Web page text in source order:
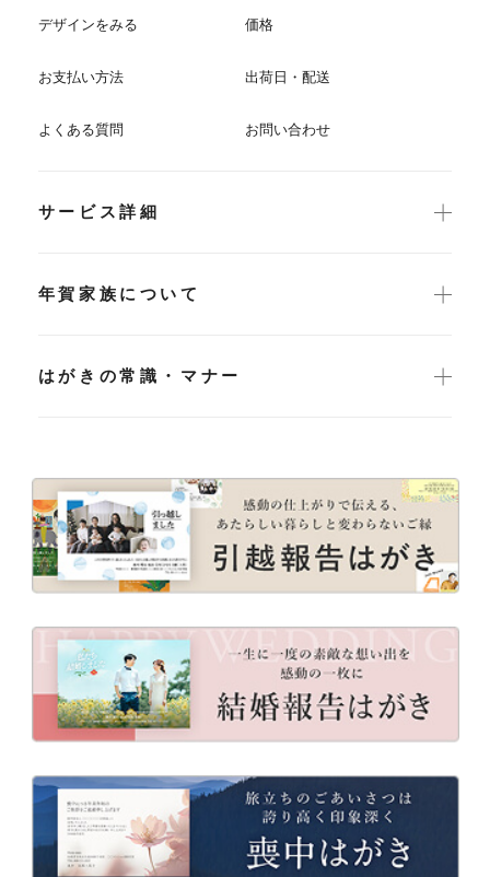
デザインをみる 価格
お支払い方法 出荷日・配送
よくある質問 お問い合わせ
サービス詳細
年賀家族について
はがきの常識・マナー